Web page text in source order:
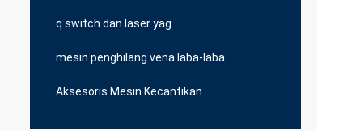
q switch dan laser yag
mesin penghilang vena laba-laba
Aksesoris Mesin Kecantikan